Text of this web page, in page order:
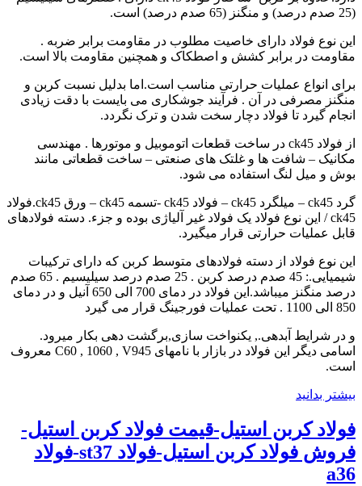
(25 صدم درصد) و منگنز (65 صدم درصد) است.
این نوع فولاد دارای خاصیت مطلوب در مقاومت برابر ضربه .
مقاومت در برابر کشش و اصطکاک و همچنین مقاومت بالا است.
برای انواع عملیات حرارتی مناسب است.اما بدلیل نسبت کربن و
منگنز مصرفی در آن . فرآیند جوشکاری می بایست با دقت زیادی
انجام گیرد تا فولاد دچار سخت شدن و ترک نگردد.
از فولاد ck45 در ساخت قطعات اتوموبیل و موتورها . مهندسی
مکانیک – شافت ها و غلتک های صنعتی – ساخت قطعاتی مانند
بوش و میل لنگ استفاده می شود.
گرد ck45 – میلگرد ck45 – فولاد ck45 -تسمه ck45 – ورق ck45.فولاد
ck45 / این نوع فولاد یک فولاد غیر آلیاژی بوده و جزء. دسته فولادهای
قابل عملیات حرارتی قرار میگیرد.
این نوع فولاد از دسته فولادهای متوسط کربن که دارای ترکیبات
شیمیایی.: 45 صدم درصد کربن . 25 صدم درصد سیلیسیم . 65 صدم
درصد منگنز میباشد.این فولاد در دمای 700 الی 650 آنیل و در دمای
850 الی 1100 . تحت عملیات فورجینگ قرار می گیرد
و در شرایط آبدهی., یکنواخت سازی,برگشت دهی بکار میرود.
اسامی دیگر این فولاد در بازار با نامهای C60 , 1060 , V945 معروف
است.
بیشتر بدانید
فولاد کربن استیل-قیمت فولاد کربن استیل-
فروش فولاد کربن استیل-فولاد st37-فولاد
a36